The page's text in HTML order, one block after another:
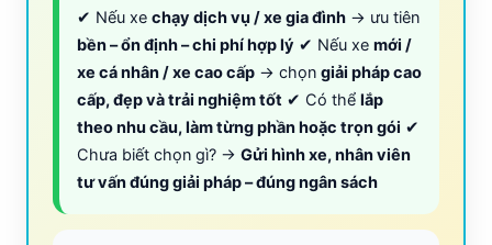
✔ Nếu xe chạy dịch vụ / xe gia đình → ưu tiên
bền – ổn định – chi phí hợp lý ✔ Nếu xe mới /
xe cá nhân / xe cao cấp → chọn giải pháp cao
cấp, đẹp và trải nghiệm tốt ✔ Có thể lắp
theo nhu cầu, làm từng phần hoặc trọn gói ✔
Chưa biết chọn gì? → Gửi hình xe, nhân viên
tư vấn đúng giải pháp – đúng ngân sách